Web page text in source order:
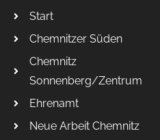
Start
Chemnitzer Süden
Chemnitz
Sonnenberg/Zentrum
Ehrenamt
Neue Arbeit Chemnitz